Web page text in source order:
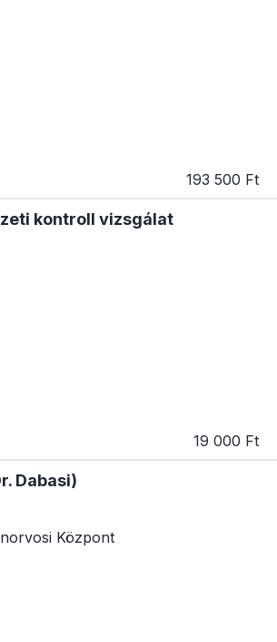
193 500 Ft
kontroll vizsgálat
19 000 Ft
Dabasi)
Központ